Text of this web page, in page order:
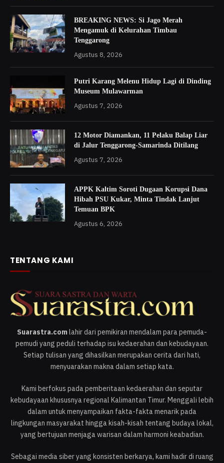
BREAKING NEWS: Si Jago Merah
Mengamuk di Kelurahan Timbau
Tenggarong
Agustus 8, 2026
Putri Karang Melenu Hidup Lagi di Dinding
Museum Mulawarman
Agustus 7, 2026
12 Motor Diamankan, 11 Pelaku Balap Liar
di Jalur Tenggarong-Samarinda Ditilang
Agustus 7, 2026
APPK Kaltim Soroti Dugaan Korupsi Dana
Hibah PSU Kukar, Minta Tindak Lanjut
Temuan BPK
Agustus 6, 2026
TENTANG KAMI
Suarastra.comlahir dari pemikiran mendalam para pemuda-
pemudi yang peduli terhadap isu kedaerahan dan kebudayaan.
Setiap tulisan yang dihasilkan merupakan cerita dari hati,
menyuarakan makna dalam setiap kata.
Kami berfokus pada pemberitaan kedaerahan dan seputar
kebudayaan khususnya regional Kalimantan Timur. Menggali lebih
dalam untuk menyampaikan fakta-fakta menarik pada
lingkungan masyarakat hingga kisah-kisah tentang budaya lokal,
yang bertujuan menjaga warisan dalam harmoni keabadian.
Sebagai media siber yang konsisten berkarya, kami hadir di ruang